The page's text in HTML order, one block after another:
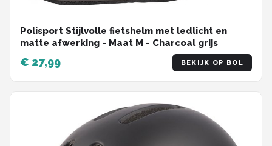
Polisport Stijlvolle fietshelm met ledlicht en
matte afwerking - Maat M - Charcoal grijs
€ 27,99 BEKIJK OP BOL